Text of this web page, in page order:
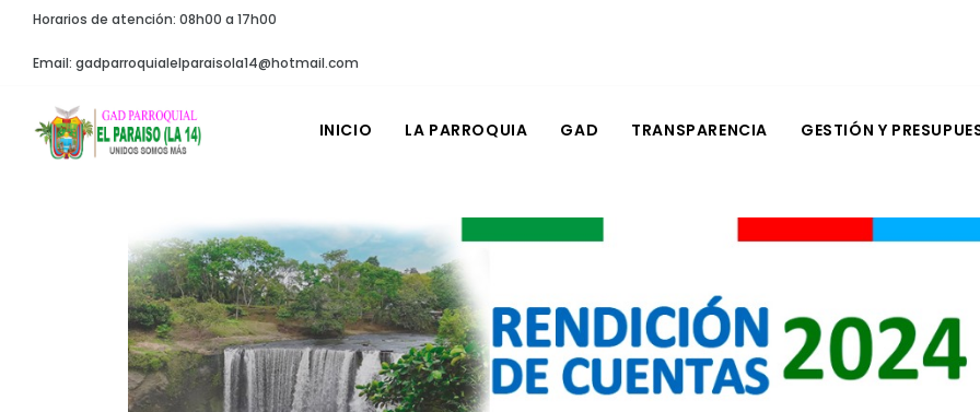
Horarios de atención: 08h00 a 17h00
Email: gadparroquialelparaisola14@hotmail.com
INICIO LA PARROQUIA GAD TRANSPARENCIA GESTIÓN Y